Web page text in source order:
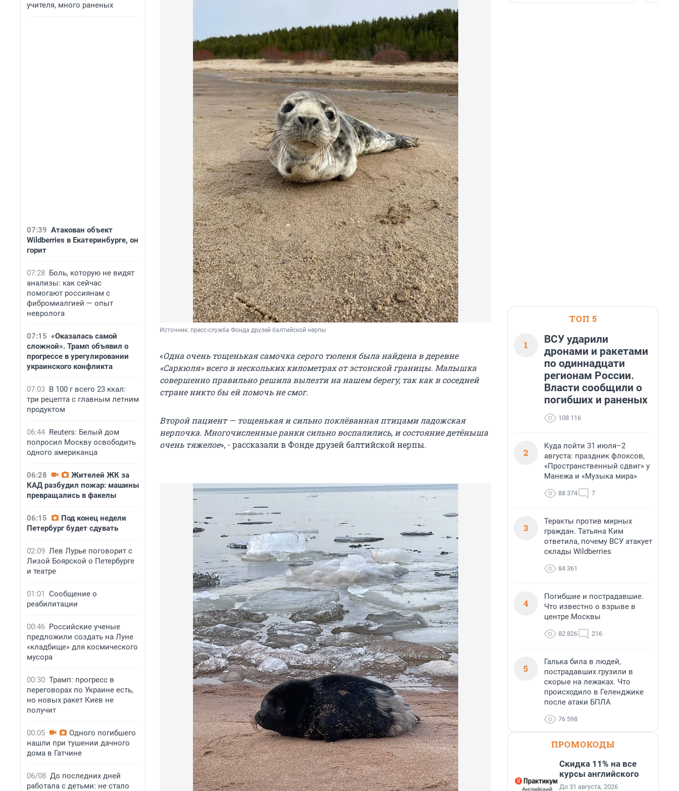
учителя, много раненых
07:39 Атакован объект
Wildberries в Екатеринбурге, он
горит
07:28 Боль, которую не видят
анализы: как сейчас
помогают россиянам с
фибромиалгией — опыт
невролога
07:15 «Оказалась самой
сложной». Трамп объявил о
прогрессе в урегулировании
украинского конфликта
07:03 В 100 г всего 23 ккал:
три рецепта с главным летним
продуктом
06:44 Reuters: Белый дом
попросил Москву освободить
одного американца
06:28
Жителей ЖК за
КАД разбудил пожар: машины
превращались в факелы
06:15
Под конец недели
Петербург будет сдувать
02:09 Лев Лурье поговорит с
Лизой Боярской о Петербурге
и театре
01:01 Сообщение о
реабилитации
00:46 Российские ученые
предложили создать на Луне
«кладбище» для космического
мусора
00:30 Трамп: прогресс в
переговорах по Украине есть,
но новых ракет Киев не
получит
00:05
Одного погибшего
нашли при тушении дачного
дома в Гатчине
06/08 До последних дней
работала с детьми: не стало
Источник: пресс-служба Фонда друзей балтийской нерпы
«Одна очень тощенькая самочка серого тюленя была найдена в деревне
«Саркюля» всего в нескольких километрах от эстонской границы. Малышка
совершенно правильно решила вылезти на нашем берегу, так как в соседней
стране никто бы ей помочь не смог.
Второй пациент — тощенькая и сильно поклёванная птицами ладожская
нерпочка. Многочисленные ранки сильно воспалились, и состояние детёныша
очень тяжелое», - рассказали в Фонде друзей балтийской нерпы.
ТОП 5
1
ВСУ ударили
дронами и ракетами
по одиннадцати
регионам России.
Власти сообщили о
погибших и раненых
108 116
2
Куда пойти 31 июля–2
августа: праздник флоксов,
«Пространственный сдвиг» у
Манежа и «Музыка мира»
88 374 7
3
Теракты против мирных
граждан. Татьяна Ким
ответила, почему ВСУ атакует
склады Wildberries
84 361
4
Погибшие и пострадавшие.
Что известно о взрыве в
центре Москвы
82 826 216
5
Галька била в людей,
пострадавших грузили в
скорые на лежаках. Что
происходило в Геленджике
после атаки БПЛА
76 598
ПРОМОКОДЫ
Скидка 11% на все
курсы английского
До 31 августа, 2026